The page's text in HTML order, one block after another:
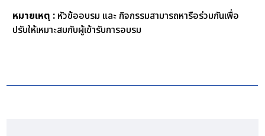
หมายเหตุ : หัวข้ออบรม และ กิจกรรมสามารถหารือร่วมกันเพื่อ
ปรับให้เหมาะสมกับผู้เข้ารับการอบรม